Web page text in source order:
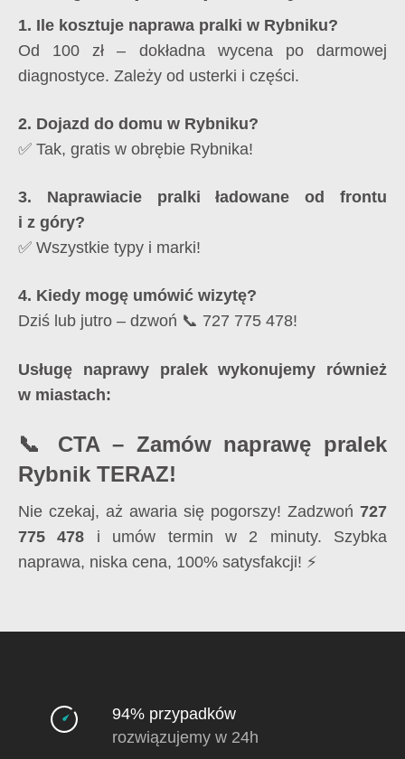
1. Ile kosztuje naprawa pralki w Rybniku?
Od 100 zł – dokładna wycena po darmowej
diagnostyce. Zależy od usterki i części.
2. Dojazd do domu w Rybniku?
✅ Tak, gratis w obrębie Rybnika!
3. Naprawiacie pralki ładowane od frontu
i z góry?
✅ Wszystkie typy i marki!
4. Kiedy mogę umówić wizytę?
Dziś lub jutro – dzwoń 📞 727 775 478!
Usługę naprawy pralek wykonujemy również
w miastach:
📞 CTA – Zamów naprawę pralek
Rybnik TERAZ!
Nie czekaj, aż awaria się pogorszy! Zadzwoń 727
775 478 i umów termin w 2 minuty. Szybka
naprawa, niska cena, 100% satysfakcji! ⚡
94% przypadków
rozwiązujemy w 24h